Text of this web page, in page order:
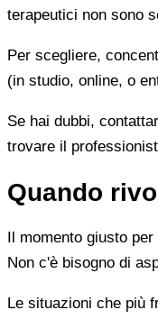
terapeutici non sono
Per scegliere,
(in studio, online, o
Se hai dubbi,
trovare il
Quando
Il momento giusto
Non c'è bisogno di
Le situazioni che più